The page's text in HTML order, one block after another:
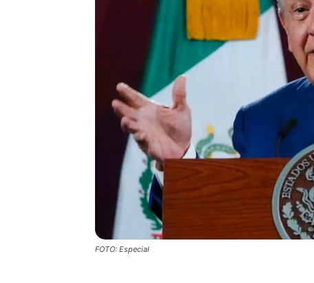
FOTO: Especial